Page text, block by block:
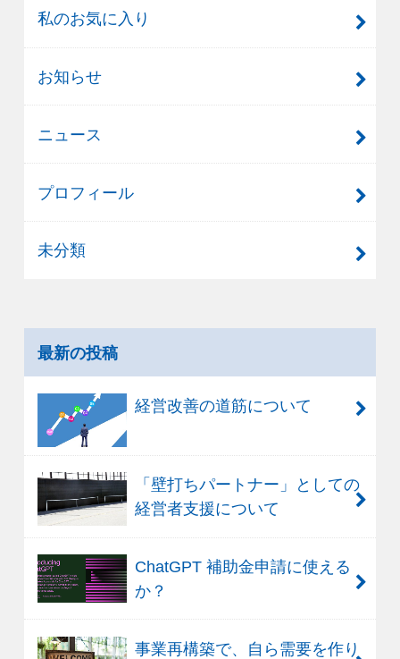
私のお気に入り
お知らせ
ニュース
プロフィール
未分類
最新の投稿
経営改善の道筋について
「壁打ちパートナー」としての
経営者支援について
ChatGPT 補助金申請に使える
か？
事業再構築で、自ら需要を作り